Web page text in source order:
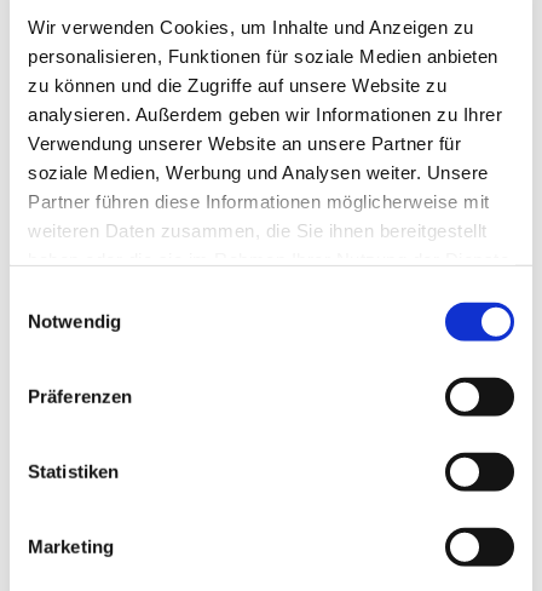
Wir verwenden Cookies, um Inhalte und Anzeigen zu
personalisieren, Funktionen für soziale Medien anbieten
zu können und die Zugriffe auf unsere Website zu
analysieren. Außerdem geben wir Informationen zu Ihrer
Verwendung unserer Website an unsere Partner für
soziale Medien, Werbung und Analysen weiter. Unsere
Partner führen diese Informationen möglicherweise mit
weiteren Daten zusammen, die Sie ihnen bereitgestellt
Notwendig
Präferenzen
Statistiken
Marketing
Jan Feb Mär Apr Mai Jun Jul
Aug Sep Okt Nov Dez
Autor:in
Lüneburger Heide GmbH
Lüneburger Heide GmbH
Unsere Empfehlung Auf der Karte anschauen
©